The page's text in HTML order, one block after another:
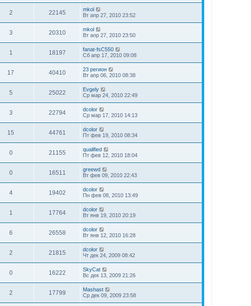
2 22145
mkol
Вт апр 27, 2010 23:52
3 20310
mkol
Вт апр 27, 2010 23:50
1 18197
fanat-fsC550
Сб апр 17, 2010 09:08
17 40410
23 регион
Вт апр 06, 2010 08:38
5 25022
Evgely
Ср мар 24, 2010 22:49
3 22794
dcolor
Ср мар 17, 2010 14:13
15 44761
dcolor
Пт фев 19, 2010 08:34
0 21155
qualified
Пт фев 12, 2010 18:04
0 16511
greewd
Вт фев 09, 2010 22:43
4 19402
dcolor
Пн фев 08, 2010 13:49
1 17764
dcolor
Вт янв 19, 2010 20:19
6 26558
dcolor
Вт янв 12, 2010 16:28
2 21815
dcolor
Чт дек 24, 2009 08:42
0 16222
SkyCat
Вс дек 13, 2009 21:26
2 17799
Mashast
Ср дек 09, 2009 23:58